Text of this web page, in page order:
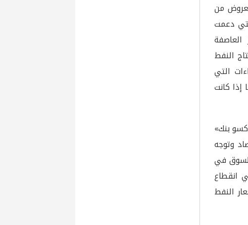
من
دعمت
النفط
التي
إذا كانت
بنك»
وتوجه
في
انقطاع
النفط